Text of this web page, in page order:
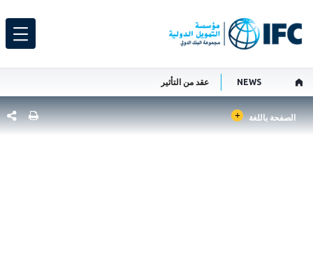
NEWS عقد من التأثير
GLOBAL LANGUAGE TOGGLER
الصفحة باللغة
شارك